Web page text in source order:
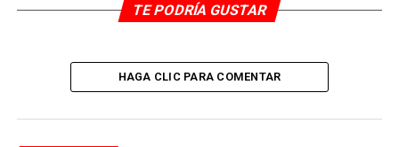
Detien a 4 presuntos narcomenudistas
TE PODRÍA GUSTAR
HAGA CLIC PARA COMENTAR